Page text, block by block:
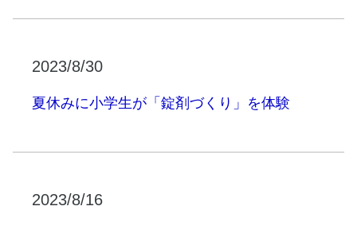
2023/8/30
夏休みに小学生が「錠剤づくり」を体験
2023/8/16